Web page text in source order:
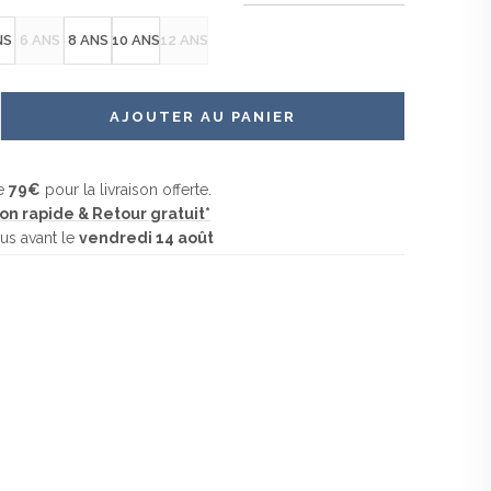
en
6 ANS 8 ANS 10 ANS12 ANS
AJOUTER AU PANIER
79€ pour la livraison offerte.
rapide & Retour gratuit*
avant le vendredi 14 août